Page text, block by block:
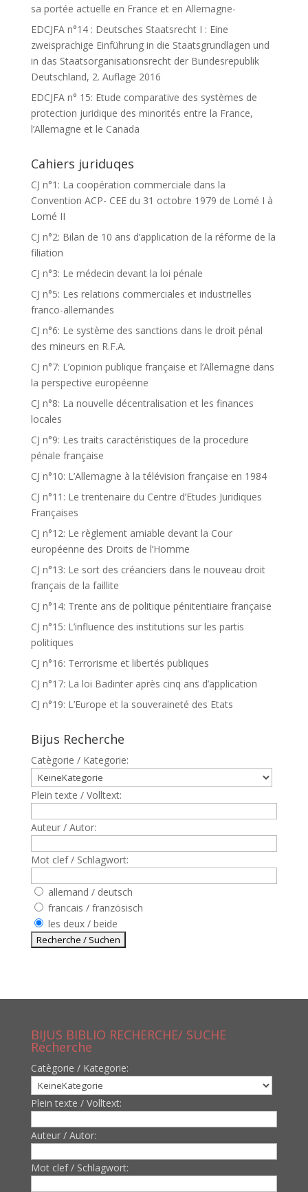
sa portée actuelle en France et en Allemagne-
EDCJFA n°14 : Deutsches Staatsrecht I : Eine
zweisprachige Einführung in die Staatsgrundlagen und
in das Staatsorganisationsrecht der Bundesrepublik
Deutschland, 2. Auflage 2016
EDCJFA n° 15: Etude comparative des systèmes de
protection juridique des minorités entre la France,
l’Allemagne et le Canada
Cahiers juriduqes
CJ n°1: La coopération commerciale dans la
Convention ACP- CEE du 31 octobre 1979 de Lomé I à
Lomé II
CJ n°2: Bilan de 10 ans d’application de la réforme de la
filiation
CJ n°3: Le médecin devant la loi pénale
CJ n°5: Les relations commerciales et industrielles
franco-allemandes
CJ n°6: Le système des sanctions dans le droit pénal
des mineurs en R.F.A.
CJ n°7: L’opinion publique française et l’Allemagne dans
la perspective européenne
CJ n°8: La nouvelle décentralisation et les finances
locales
CJ n°9: Les traits caractéristiques de la procedure
pénale française
CJ n°10: L’Allemagne à la télévision française en 1984
CJ n°11: Le trentenaire du Centre d’Etudes Juridiques
Françaises
CJ n°12: Le règlement amiable devant la Cour
européenne des Droits de l’Homme
CJ n°13: Le sort des créanciers dans le nouveau droit
français de la faillite
CJ n°14: Trente ans de politique pénitentiaire française
CJ n°15: L’influence des institutions sur les partis
politiques
CJ n°16: Terrorisme et libertés publiques
CJ n°17: La loi Badinter après cinq ans d’application
CJ n°19: L’Europe et la souveraineté des Etats
Bijus Recherche
Catègorie / Kategorie:
Plein texte / Volltext:
Auteur / Autor:
Mot clef / Schlagwort:
allemand / deutsch
francais / französisch
les deux / beide
BIJUS BIBLIO RECHERCHE/ SUCHE
Recherche
Catègorie / Kategorie:
Plein texte / Volltext:
Auteur / Autor:
Mot clef / Schlagwort: